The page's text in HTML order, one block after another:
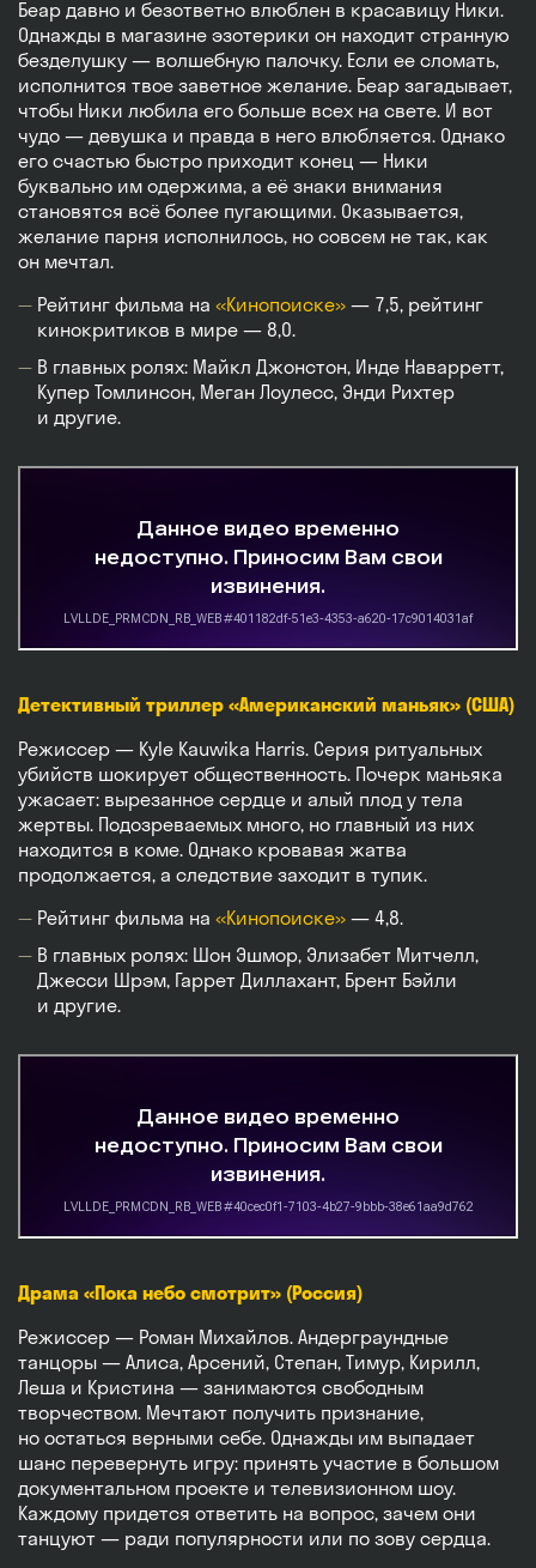
Беар давно и безответно влюблен в красавицу Ники.
Однажды в магазине эзотерики он находит странную
безделушку — волшебную палочку. Если ее сломать,
исполнится твое заветное желание. Беар загадывает,
чтобы Ники любила его больше всех на свете. И вот
чудо — девушка и правда в него влюбляется. Однако
его счастью быстро приходит конец — Ники
буквально им одержима, а её знаки внимания
становятся всё более пугающими. Оказывается,
желание парня исполнилось, но совсем не так, как
он мечтал.
Рейтинг фильма на «Кинопоиске» — 7,5, рейтинг
кинокритиков в мире — 8,0.
В главных ролях: Майкл Джонстон, Инде Наварретт,
Купер Томлинсон, Меган Лоулесс, Энди Рихтер
и другие.
Детективный триллер «Американский маньяк» (США)
Режиссер — Kyle Kauwika Harris. Серия ритуальных
убийств шокирует общественность. Почерк маньяка
ужасает: вырезанное сердце и алый плод у тела
жертвы. Подозреваемых много, но главный из них
находится в коме. Однако кровавая жатва
продолжается, а следствие заходит в тупик.
Рейтинг фильма на «Кинопоиске» — 4,8.
В главных ролях: Шон Эшмор, Элизабет Митчелл,
Джесси Шрэм, Гаррет Диллахант, Брент Бэйли
и другие.
Драма «Пока небо смотрит» (Россия)
Режиссер — Роман Михайлов. Андерграундные
танцоры — Алиса, Арсений, Степан, Тимур, Кирилл,
Леша и Кристина — занимаются свободным
творчеством. Мечтают получить признание,
но остаться верными себе. Однажды им выпадает
шанс перевернуть игру: принять участие в большом
документальном проекте и телевизионном шоу.
Каждому придется ответить на вопрос, зачем они
танцуют — ради популярности или по зову сердца.